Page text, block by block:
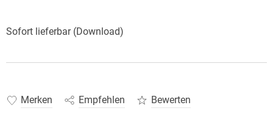
Sofort lieferbar (Download)
Merken Empfehlen Bewerten